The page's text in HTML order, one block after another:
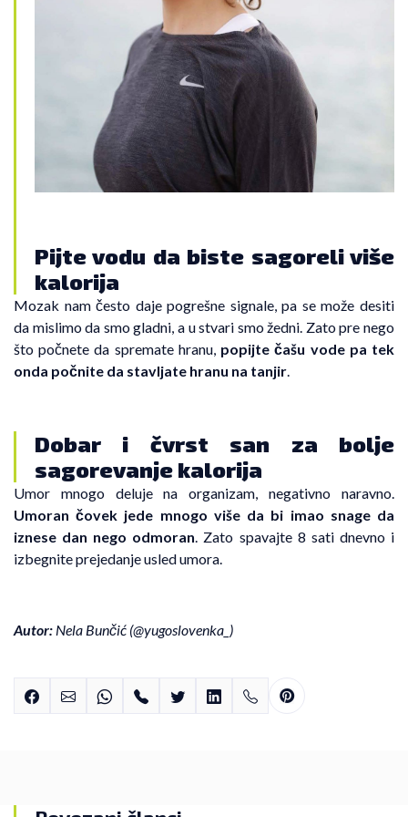
Pijte vodu da biste sagoreli više
kalorija
Mozak nam često daje pogrešne signale, pa se može desiti
da mislimo da smo gladni, a u stvari smo žedni. Zato pre nego
što počnete da spremate hranu, popijte čašu vode pa tek
onda počnite da stavljate hranu na tanjir.
Dobar i čvrst san za bolje
sagorevanje kalorija
Umor mnogo deluje na organizam, negativno naravno.
Umoran čovek jede mnogo više da bi imao snage da
iznese dan nego odmoran. Zato spavajte 8 sati dnevno i
izbegnite prejedanje usled umora.
Autor: Nela Bunčić (@yugoslovenka )